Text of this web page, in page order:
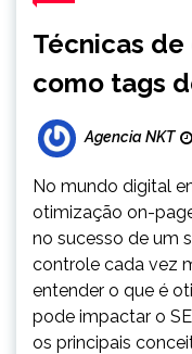
Técnicas
como tags
Agencia NKT
No mundo digital
otimização on-
no sucesso de um
controle cada vez
entender o que é
pode impactar o
os principais